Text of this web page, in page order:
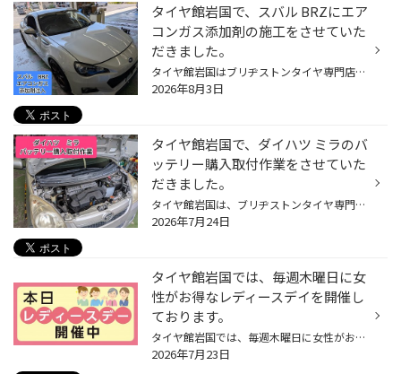
タイヤ館岩国で、スバル BRZにエア
コンガス添加剤の施工をさせていた
だきました。
タイヤ館岩国はブリヂストンタイヤ専門店になります。 今回はワタシのスバル BRZにエアコンガス添加剤の施工をしました！ 今回施工するエアコンガス添加剤はコチラ！！ ワコーズ RCA134 パワーエアコン134 エアコンガス注入口を確認します。 ガスの施工を行います。 ちなみに前回は2019年にしおりま...
2026年8月3日
タイヤ館岩国で、ダイハツ ミラのバ
ッテリー購入取付作業をさせていた
だきました。
タイヤ館岩国は、ブリヂストンタイヤ専門店になります。 今回は、いつもご利用されているダイハツ ミラのお客様から空気圧点検のご依頼で来られましたが、ピット入庫後にバッテリー上がりが発生した為にバッテリー購入取付作業をさせていただきました。 取付するバッテリーはコチラ！！ エコロング...
2026年7月24日
タイヤ館岩国では、毎週木曜日に女
性がお得なレディースデイを開催し
ております。
タイヤ館岩国では、毎週木曜日に女性がお得なレディースデイを開催しております。 最近、タイヤの空気圧点検やオイル交換されましたか? ★タイヤの空気圧点検目安…1ヵ月に1回。 ★エンジンオイルのおすすめ交換目安 …3ヵ月～半年or 3000～5000kmに一度。 (使用状況に合わせて…定期点検/交換おすすめし...
2026年7月23日